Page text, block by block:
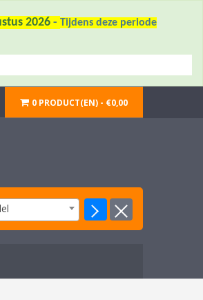
2026 - Tijdens deze periode
0 PRODUCT(EN) - €0,00